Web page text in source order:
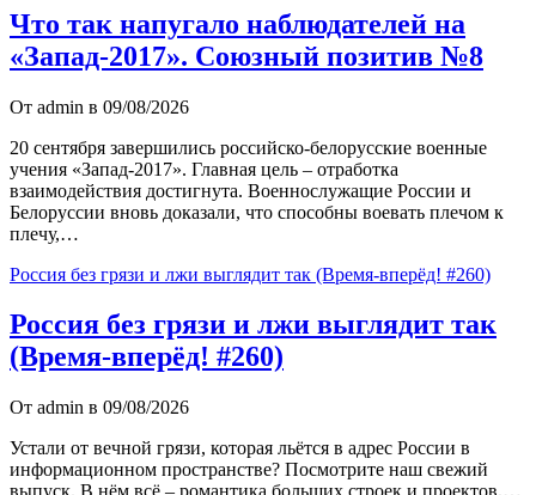
Что так напугало наблюдателей на
«Запад-2017». Союзный позитив №8
От admin в 09/08/2026
20 сентября завершились российско-белорусские военные
учения «Запад-2017». Главная цель – отработка
взаимодействия достигнута. Военнослужащие России и
Белоруссии вновь доказали, что способны воевать плечом к
плечу,…
Россия без грязи и лжи выглядит так (Время-вперёд! #260)
Россия без грязи и лжи выглядит так
(Время-вперёд! #260)
От admin в 09/08/2026
Устали от вечной грязи, которая льётся в адрес России в
информационном пространстве? Посмотрите наш свежий